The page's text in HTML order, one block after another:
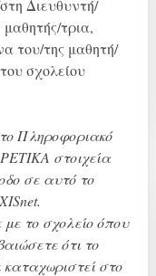
Διευθυντή/
τρια,
του/της μαθητή/
σχολείου
Πληροφοριακό
στοιχεία
σε αυτό το
το σχολείο όπου
ότι το
στο